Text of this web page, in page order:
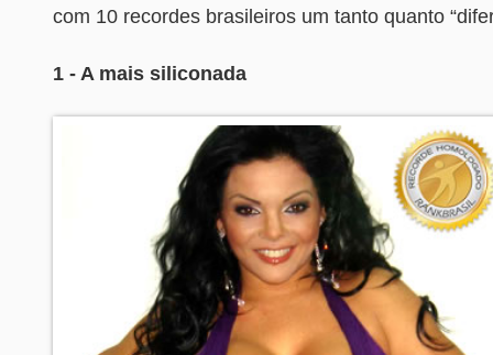
com 10 recordes brasileiros um tanto quanto
1 - A mais siliconada